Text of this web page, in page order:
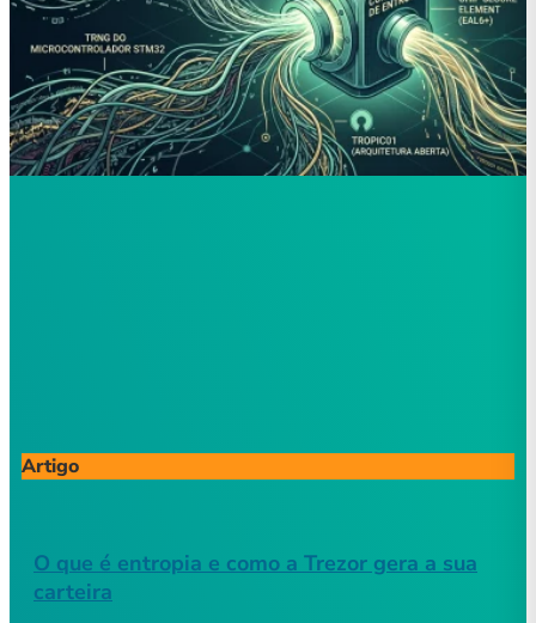
Artigo
O que é entropia e como a Trezor gera a sua
carteira